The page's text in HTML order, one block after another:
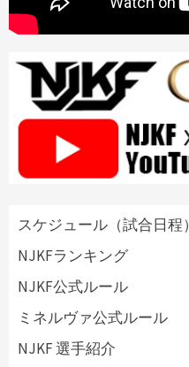
スケジュール（試合日程）
NJKFランキング
NJKF公式ルール
ミネルヴァ公式ルール
NJKF 選手紹介